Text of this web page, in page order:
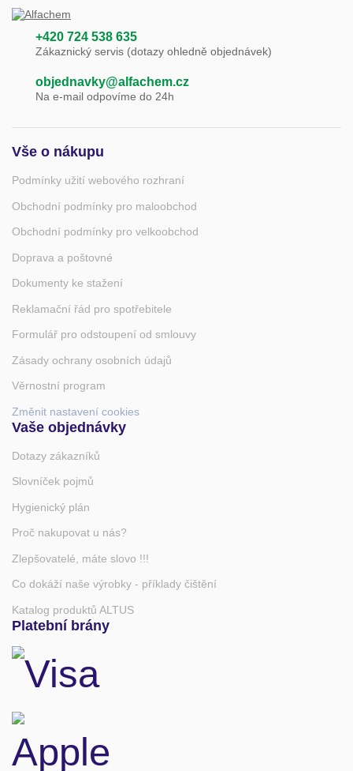
+420 724 538 635
Zákaznický servis (dotazy ohledně objednávek)
objednavky@alfachem.cz
Na e-mail odpovíme do 24h
Vše o nákupu
Podmínky užití webového rozhraní
Obchodní podmínky pro maloobchod
Obchodní podmínky pro velkoobchod
Doprava a poštovné
Dokumenty ke stažení
Reklamační řád pro spotřebitele
Formulář pro odstoupení od smlouvy
Zásady ochrany osobních údajů
Věrnostní program
Změnit nastavení cookies
Vaše objednávky
Dotazy zákazníků
Slovníček pojmů
Hygienický plán
Proč nakupovat u nás?
Zlepšovatelé, máte slovo !!!
Co dokáží naše výrobky - příklady čištění
Katalog produktů ALTUS
Platební brány